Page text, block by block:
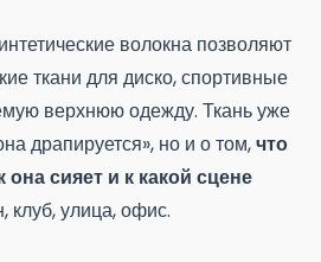
волокна позволяют
ткани для диско, спортивные
верхнюю одежду. Ткань уже
драпируется», но и о том,что
она сияет и к какой сцене
клуб, улица, офис.